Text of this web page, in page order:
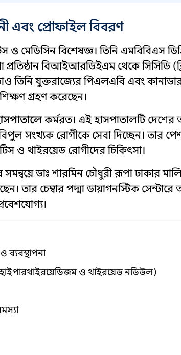
এবং প্রোফাইল বিবরণ
ও মেডিসিন বিশেষজ্ঞ। তিনি এমবিবিএস
প্রতিষ্ঠান বিআইআরডিইএম থেকে সিসিডি
তিনি যুক্তরাজ্যের পিএলএবি এবং
গ্রহণ করেছেন।
কর্মরত। এই হাসপাতালটি
বিপুল সংখ্যক রোগীকে সেবা দিচ্ছেন। তার
ও থাইরয়েড রোগীদের চিকিৎসা।
ডাঃ শারমিন চৌধুরী রূপা ঢাকার
তার চেম্বার পদ্মা ডায়াগনস্টিক সেন্টারে
ব্যবস্থাপনা
ও থাইরয়েড নডিউল)